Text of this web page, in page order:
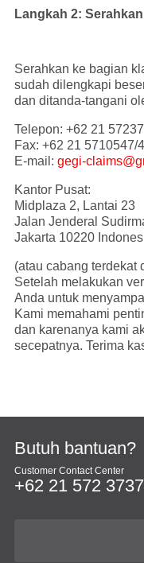
Langkah 2:
Serahkan ke bagian
sudah dilengkapi
dan ditanda-tangani
Telepon: +62 21
Fax: +62 21 5710547/
E-mail: gegi-
Kantor Pusat:
Midplaza 2, Lantai 23
Jalan Jenderal
Jakarta 10220
(atau cabang terdekat
Setelah melakukan
Anda untuk
Kami memahami
dan karenanya kami
secepatnya. Terima
Butuh bantuan?
Customer Contact Center
+62 21 572 3737